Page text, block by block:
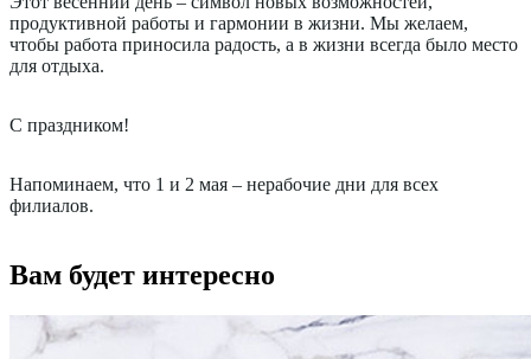
продуктивной работы и гармонии в жизни. Мы желаем,
чтобы работа приносила радость, а в жизни всегда было место
для отдыха.
С праздником!
Напоминаем, что 1 и 2 мая – нерабочие дни для всех
филиалов.
Вам будет интересно